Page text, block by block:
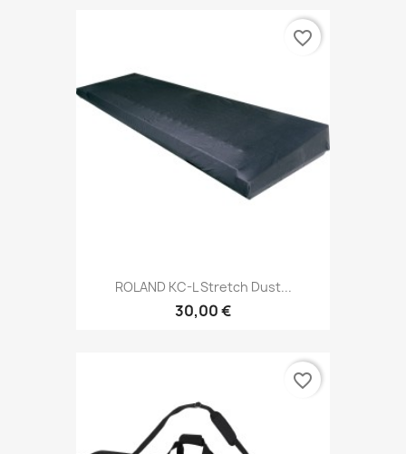
ROLAND KC-L Stretch Dust...
30,00 €
favorite_border
favorite_border